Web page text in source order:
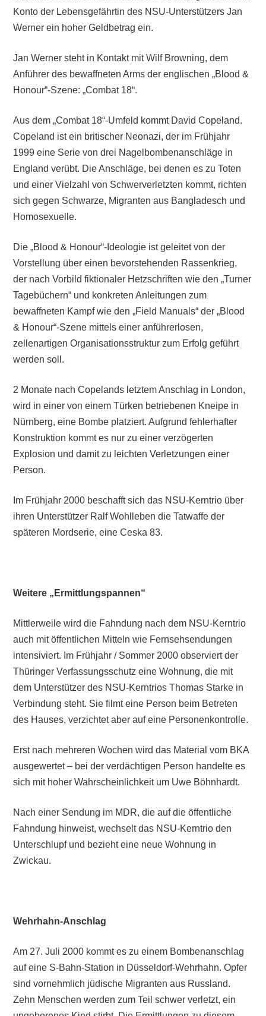
Konto der Lebensgefährtin des NSU-Unterstützers Jan
Werner ein hoher Geldbetrag ein.
Jan Werner steht in Kontakt mit Wilf Browning, dem
Anführer des bewaffneten Arms der englischen „Blood &
Honour“-Szene: „Combat 18“.
Aus dem „Combat 18“-Umfeld kommt David Copeland.
Copeland ist ein britischer Neonazi, der im Frühjahr
1999 eine Serie von drei Nagelbombenanschläge in
England verübt. Die Anschläge, bei denen es zu Toten
und einer Vielzahl von Schwerverletzten kommt, richten
sich gegen Schwarze, Migranten aus Bangladesch und
Homosexuelle.
Die „Blood & Honour“-Ideologie ist geleitet von der
Vorstellung über einen bevorstehenden Rassenkrieg,
der nach Vorbild fiktionaler Hetzschriften wie den „Turner
Tagebüchern“ und konkreten Anleitungen zum
bewaffneten Kampf wie den „Field Manuals“ der „Blood
& Honour“-Szene mittels einer anführerlosen,
zellenartigen Organisationsstruktur zum Erfolg geführt
werden soll.
2 Monate nach Copelands letztem Anschlag in London,
wird in einer von einem Türken betriebenen Kneipe in
Nürnberg, eine Bombe platziert. Aufgrund fehlerhafter
Konstruktion kommt es nur zu einer verzögerten
Explosion und damit zu leichten Verletzungen einer
Person.
Im Frühjahr 2000 beschafft sich das NSU-Kerntrio über
ihren Unterstützer Ralf Wohlleben die Tatwaffe der
späteren Mordserie, eine Ceska 83.
Weitere „Ermittlungspannen“
Mittlerweile wird die Fahndung nach dem NSU-Kerntrio
auch mit öffentlichen Mitteln wie Fernsehsendungen
intensiviert. Im Frühjahr / Sommer 2000 observiert der
Thüringer Verfassungsschutz eine Wohnung, die mit
dem Unterstützer des NSU-Kerntrios Thomas Starke in
Verbindung steht. Sie filmt eine Person beim Betreten
des Hauses, verzichtet aber auf eine Personenkontrolle.
Erst nach mehreren Wochen wird das Material vom BKA
ausgewertet – bei der verdächtigen Person handelte es
sich mit hoher Wahrscheinlichkeit um Uwe Böhnhardt.
Nach einer Sendung im MDR, die auf die öffentliche
Fahndung hinweist, wechselt das NSU-Kerntrio den
Unterschlupf und bezieht eine neue Wohnung in
Zwickau.
Wehrhahn-Anschlag
Am 27. Juli 2000 kommt es zu einem Bombenanschlag
auf eine S-Bahn-Station in Düsseldorf-Wehrhahn. Opfer
sind vornehmlich jüdische Migranten aus Russland.
Zehn Menschen werden zum Teil schwer verletzt, ein